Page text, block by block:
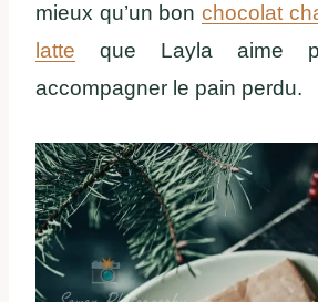
mieux qu’un bonchocolat
latte que Layla aime
accompagner le pain perdu.